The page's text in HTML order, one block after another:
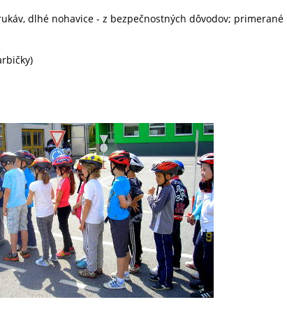
dlhé nohavice - z bezpečnostných dôvodov; primerané